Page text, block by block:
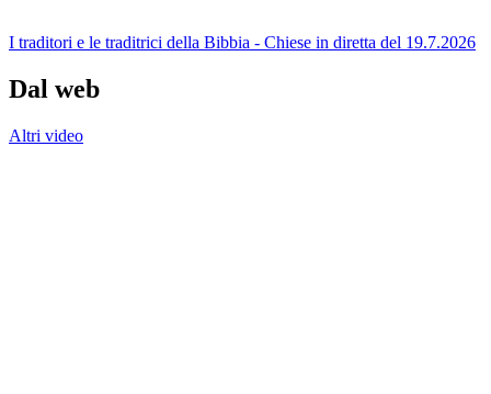
I traditori e le traditrici della Bibbia - Chiese in diretta del 19.7.2026
Dal web
Altri video